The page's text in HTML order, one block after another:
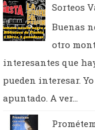
Sorteos
Buenas
otro
interesantes que
pueden interesar.
apuntado. A ver...